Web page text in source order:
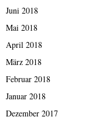
Juni 2018
Mai 2018
April 2018
März 2018
Februar 2018
Januar 2018
Dezember 2017